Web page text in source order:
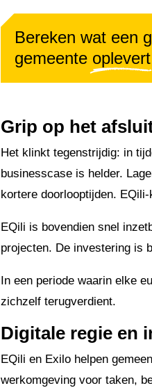
Bereken wat een
gemeente oplevert
Grip op het
Het klinkt tegenstrijdig: in
businesscase is helder.
kortere doorlooptijden.
EQili is bovendien snel
projecten. De investering is
In een periode waarin elke
zichzelf terugverdient.
Digitale regie en
EQili en Exilo helpen
werkomgeving voor taken,